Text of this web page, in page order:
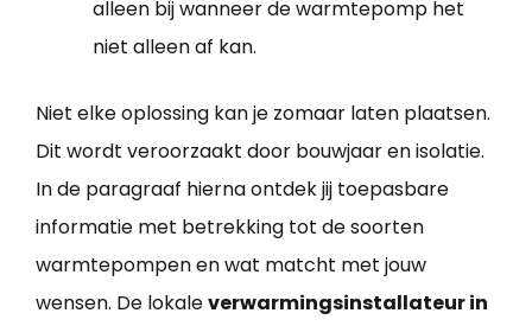
alleen bij wanneer de warmtepomp het
niet alleen af kan.
Niet elke oplossing kan je zomaar laten plaatsen.
Dit wordt veroorzaakt door bouwjaar en isolatie.
In de paragraaf hierna ontdek jij toepasbare
informatie met betrekking tot de soorten
warmtepompen en wat matcht met jouw
wensen. De lokaleverwarmingsinstallateur in